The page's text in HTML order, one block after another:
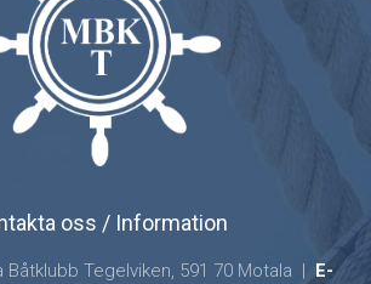
oss / Information
Båtklubb Tegelviken, 591 70 Motala | E-